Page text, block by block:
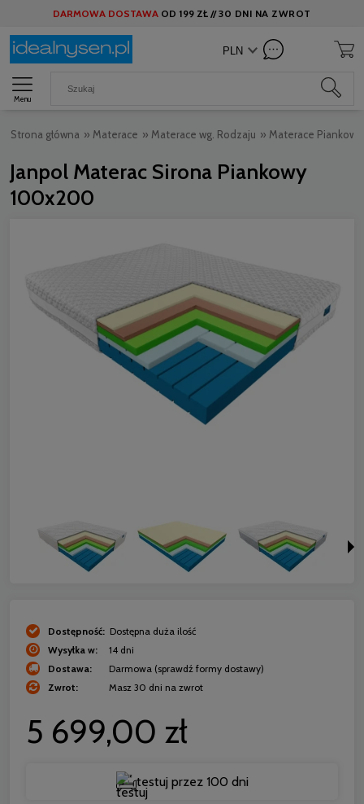
DARMOWA DOSTAWA OD 199 ZŁ //30 DNI NA ZWROT
Menu
Strona główna » Materace » Materace wg. Rodzaju » Materace Piankowe
Janpol Materac Sirona Piankowy
100x200
Dostępność: Dostępna duża ilość
Wysyłka w:
14 dni
Dostawa:
Darmowa (sprawdź formy dostawy)
Zwrot:
Masz 30 dni na zwrot
5 699,00 zł
testuj przez 100 dni